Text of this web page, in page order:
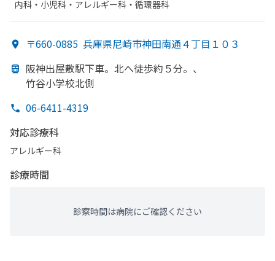
内科・​小児科・​アレルギー科・​循環器科
〒660-0885 兵庫県尼崎市神田南通４丁目１０３
阪神出屋敷駅下車。 北へ徒歩約５分。、
竹谷小学校北側
06-6411-4319
対応診療科
アレルギー科
診療時間
診察時間は病院にご確認ください